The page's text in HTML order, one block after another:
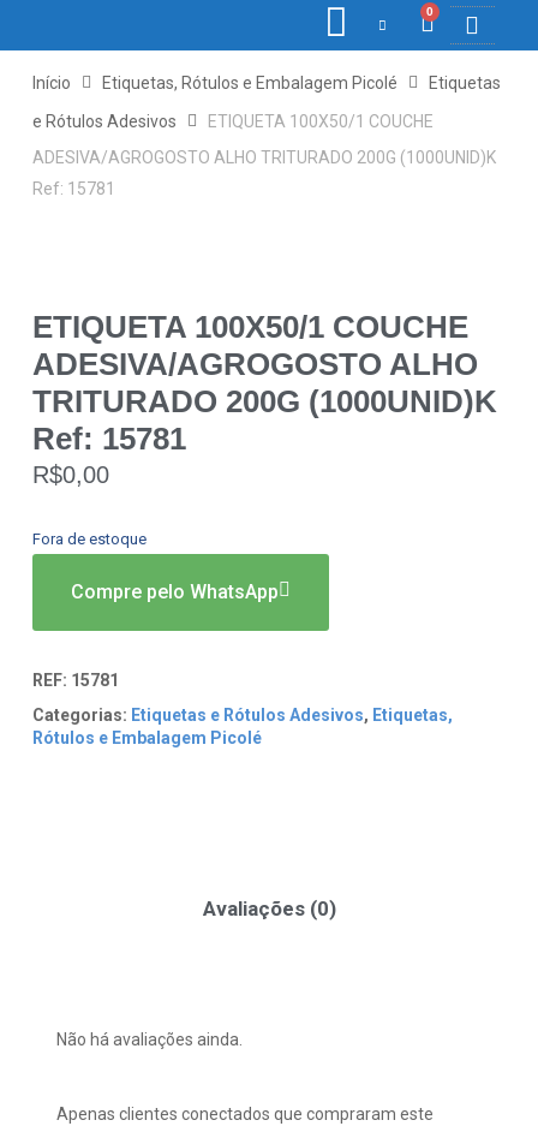
0
Início Etiquetas, Rótulos e Embalagem Picolé
Etiquetas
e Rótulos Adesivos
ETIQUETA 100X50/1 COUCHE
ADESIVA/AGROGOSTO ALHO TRITURADO 200G (1000UNID)K
Ref: 15781
ETIQUETA 100X50/1 COUCHE
ADESIVA/AGROGOSTO ALHO
TRITURADO 200G (1000UNID)K
Ref: 15781
R$0,00
Fora de estoque
Compre pelo WhatsApp
REF: 15781
Categorias: Etiquetas e Rótulos Adesivos, Etiquetas,
Rótulos e Embalagem Picolé
Avaliações (0)
Não há avaliações ainda.
Apenas clientes conectados que compraram este